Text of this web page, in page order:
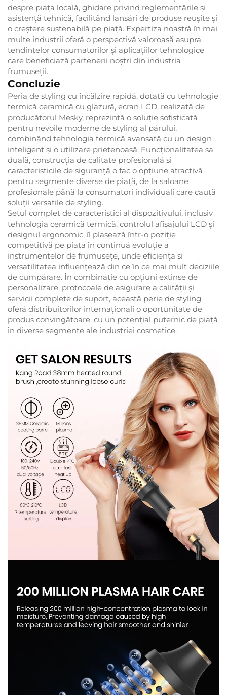
despre piața locală, ghidare privind reglementările și
asistență tehnică, facilitând lansări de produse reușite și
o creștere sustenabilă pe piață. Expertiza noastră în mai
multe industrii oferă o perspectivă valoroasă asupra
tendințelor consumatorilor și aplicațiilor tehnologice
care beneficiază partenerii noștri din industria
frumuseții.
Concluzie
Peria de styling cu încălzire rapidă, dotată cu tehnologie
termică ceramică cu glazură, ecran LCD, realizată de
producătorul Mesky, reprezintă o soluție sofisticată
pentru nevoile moderne de styling al părului,
combinând tehnologia termică avansată cu un design
inteligent și o utilizare prietenoasă. Funcționalitatea sa
duală, construcția de calitate profesională și
caracteristicile de siguranță o fac o opțiune atractivă
pentru segmente diverse de piață, de la saloane
profesionale până la consumatori individuali care caută
soluții versatile de styling.
Setul complet de caracteristici al dispozitivului, inclusiv
tehnologia ceramică termică, controlul afișajului LCD și
designul ergonomic, îl plasează într-o poziție
competitivă pe piața în continuă evoluție a
instrumentelor de frumusețe, unde eficiența și
versatilitatea influențează din ce în ce mai mult deciziile
de cumpărare. În combinație cu opțiuni extinse de
personalizare, protocoale de asigurare a calității și
servicii complete de suport, această perie de styling
oferă distribuitorilor internaționali o oportunitate de
produs convingătoare, cu un potențial puternic de piață
în diverse segmente ale industriei cosmetice.